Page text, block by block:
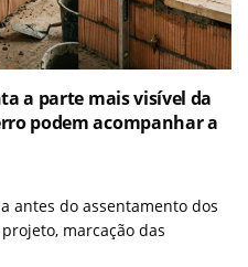
a parte mais visível da
podem acompanhar a
antes do assentamento dos
marcação das